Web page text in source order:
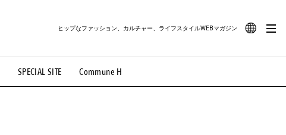
SPECIAL SITE Commune H
ヒップなファッション、カルチャー、ライフスタイルWEBマガジン
#路地裏てぃーん。 #MONTHLY JOURNAL
#MOVIE #LIFESTYLE #SNEAKER #OUTDOOR